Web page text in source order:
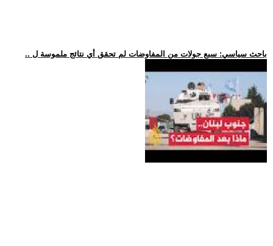
.. باحث سياسي: سبع جولات من المفاوضات لم تحقق أي نتائج ملموسة ل